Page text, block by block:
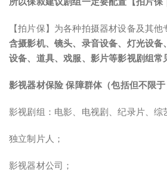
【拍片保】为各种拍摄器材设备及其
含摄影机、镜头、录音设备、灯光设备
设备、道具、戏服、影片等影视剧组常
影视器材保险 保障群体（包括但不限于
影视剧组：电影、电视剧、纪录片、综
独立制片人；
影视器材公司；